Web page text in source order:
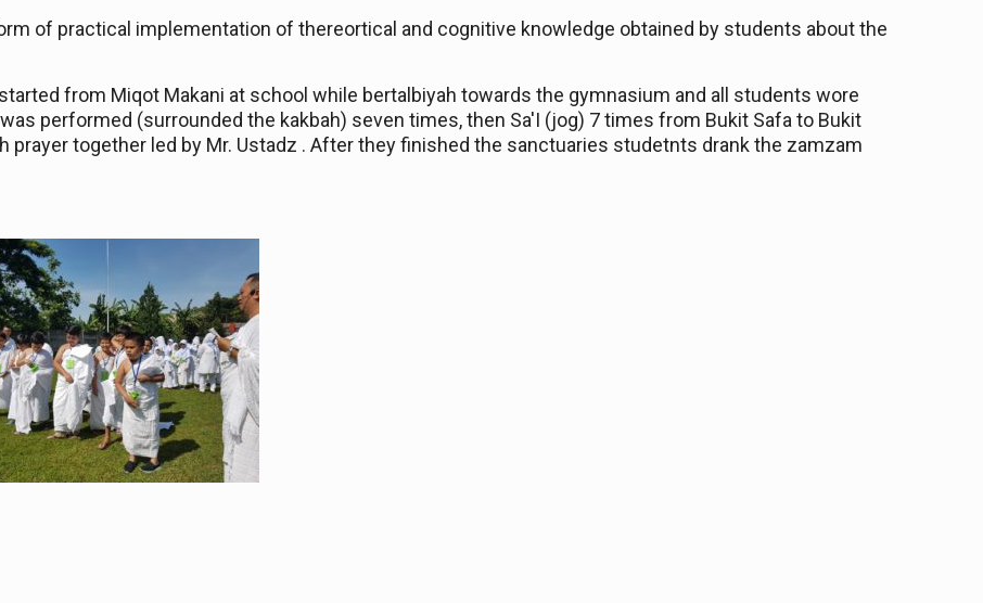
of practical implementation of thereortical and cognitive knowledge obtained by students about the
ed from Miqot Makani at school while bertalbiyah towardsthe gymnasium and all students wore
was performed (surrounded the kakbah) seven times, then Sa'I (jog) 7 times from Bukit Safa to Bukit
together led by Mr. Ustadz . After they finished the sanctuaries studetnts drank the zamzam